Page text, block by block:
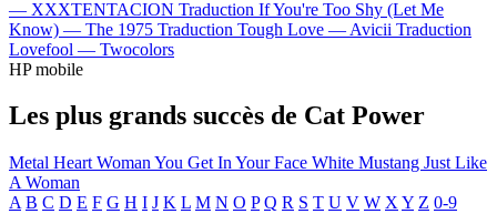
— XXXTENTACION Traduction If You're Too Shy (Let Me
Know) — The 1975 Traduction Tough Love — Avicii Traduction
Lovefool — Twocolors
HP mobile
Les plus grands succès de Cat Power
Metal Heart Woman You Get In Your Face White Mustang Just Like
A Woman
A B C D E F G H I J K L M N O P Q R S T U V W X Y Z 0-9